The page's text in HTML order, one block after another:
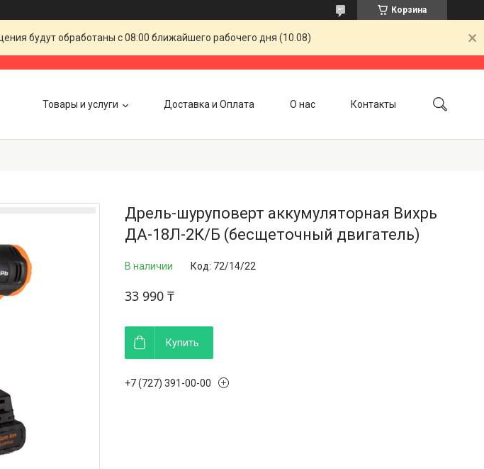
Корзина
будут обработаны с 08:00 ближайшего рабочего дня (10.08)
Товары и услуги Доставка и Оплата О нас Контакты
Дрель-шуруповерт аккумуляторная Вихрь
ДА-18Л-2К/Б (бесщеточный двигатель)
В наличии Код: 72/14/22
33 990 ₸
Купить
+7 (727) 391-00-00